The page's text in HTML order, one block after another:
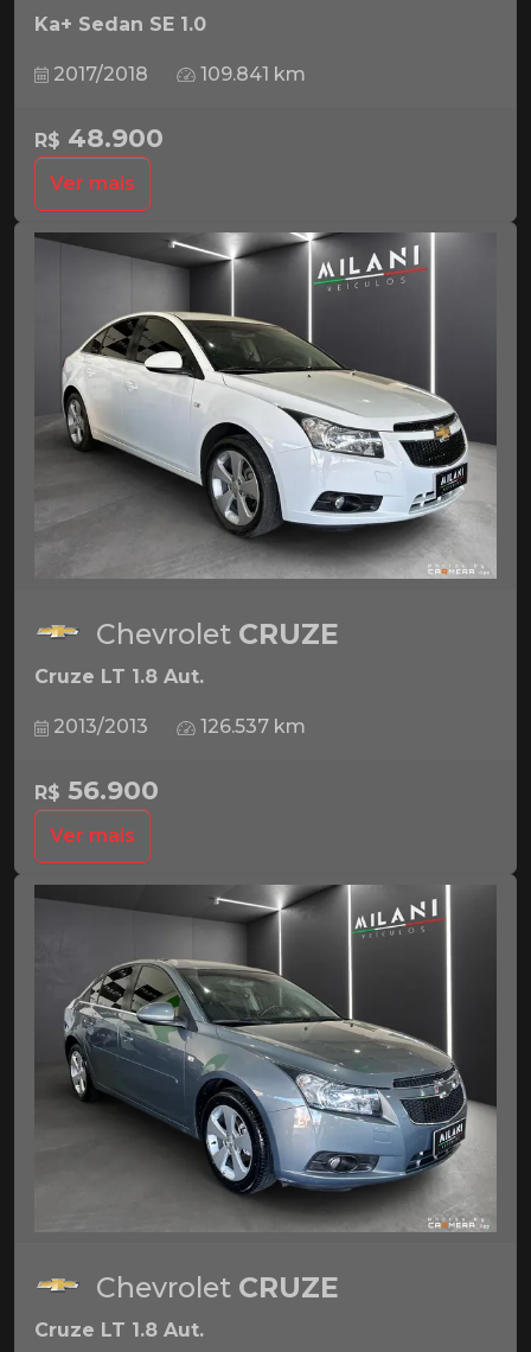
Ka+ Sedan SE 1.0
2017/2018 109.841 km
R$ 48.900
Ver mais
Chevrolet CRUZE
Cruze LT 1.8 Aut.
2013/2013 126.537 km
R$ 56.900
Ver mais
Chevrolet CRUZE
Cruze LT 1.8 Aut.